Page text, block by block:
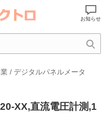
お知らせ
/ デジタルパネルメータ
XX,直流電圧計測,1